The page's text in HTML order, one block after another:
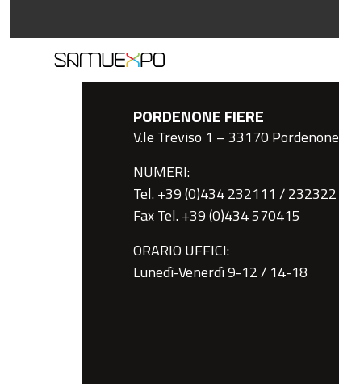
PORDENONE FIERE
V.le Treviso 1 – 33170 Pordenone
NUMERI:
Tel. +39 (0)434 232111 / 232322
Fax Tel. +39 (0)434 570415
ORARIO UFFICI:
Lunedì-Venerdì 9-12 / 14-18